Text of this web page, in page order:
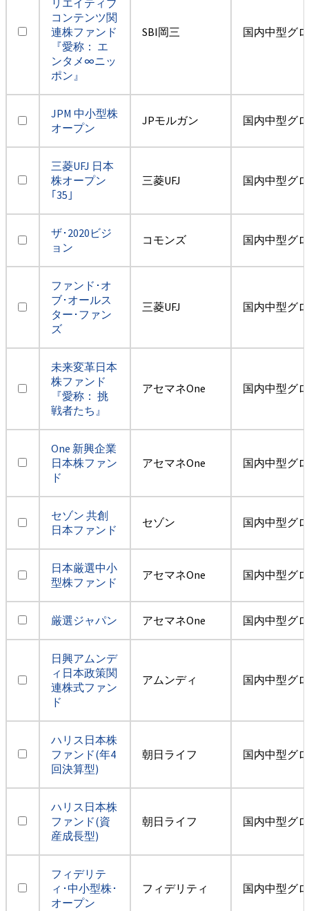
コンテンツ関
連株ファンド
『愛称： エ
ンタメ∞ニッ
ポン』
SBI岡三 国内中型グ
JPM 中小型株
オープン
JPモルガン 国内中型グ
三菱UFJ 日本
株オープン
｢35｣
三菱UFJ 国内中型グ
ザ･2020ビジ
ョン
コモンズ 国内中型グ
ファンド･オ
ブ･オールス
ター･ファン
ズ
三菱UFJ 国内中型グ
未来変革日本
株ファンド
『愛称： 挑
戦者たち』
アセマネOne 国内中型グ
One 新興企業
日本株ファン
ド
アセマネOne 国内中型グ
セゾン 共創
日本ファンド
セゾン 国内中型グ
日本厳選中小
型株ファンド
アセマネOne 国内中型グ
厳選ジャパン アセマネOne 国内中型グ
日興アムンデ
ィ日本政策関
連株式ファン
ド
アムンディ 国内中型グ
ハリス日本株
ファンド(年4
回決算型)
朝日ライフ 国内中型グ
ハリス日本株
ファンド(資
産成長型)
朝日ライフ 国内中型グ
フィデリテ
ィ･中小型株･
オープン
フィデリティ 国内中型グ